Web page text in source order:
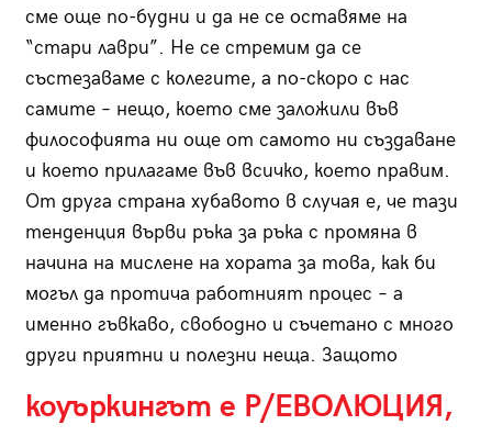
сме още по-будни и да не се оставяме на
“стари лаври”. Не се стремим да се
състезаваме с колегите, а по-скоро с нас
самите – нещо, което сме заложили във
философията ни още от самото ни създаване
и което прилагаме във всичко, което правим.
От друга страна хубавото в случая е, че тази
тенденция върви ръка за ръка с промяна в
начина на мислене на хората за това, как би
могъл да протича работният процес – а
именно гъвкаво, свободно и съчетано с много
други приятни и полезни неща. Защото
коуъркингът е Р/ЕВОЛЮЦИЯ,